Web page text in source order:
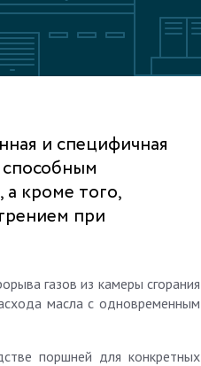
и специфичная
а кроме того,
при
газов из камеры сгорания
масла с одновременным
поршней для конкретных